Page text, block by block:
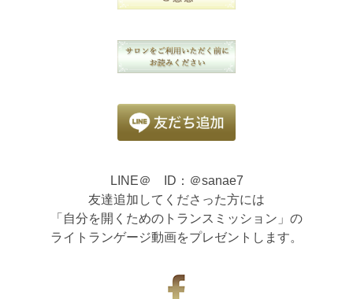
LINE＠ ID：＠sanae7
友達追加してくださった方には
「自分を開くためのトランスミッション」の
ライトランゲージ動画をプレゼントします。